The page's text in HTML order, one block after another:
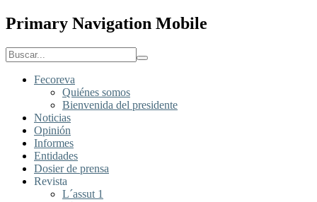
Primary Navigation Mobile
Fecoreva
Quiénes somos
Bienvenida del presidente
Noticias
Opinión
Informes
Entidades
Dosier de prensa
Revista
L´assut 1